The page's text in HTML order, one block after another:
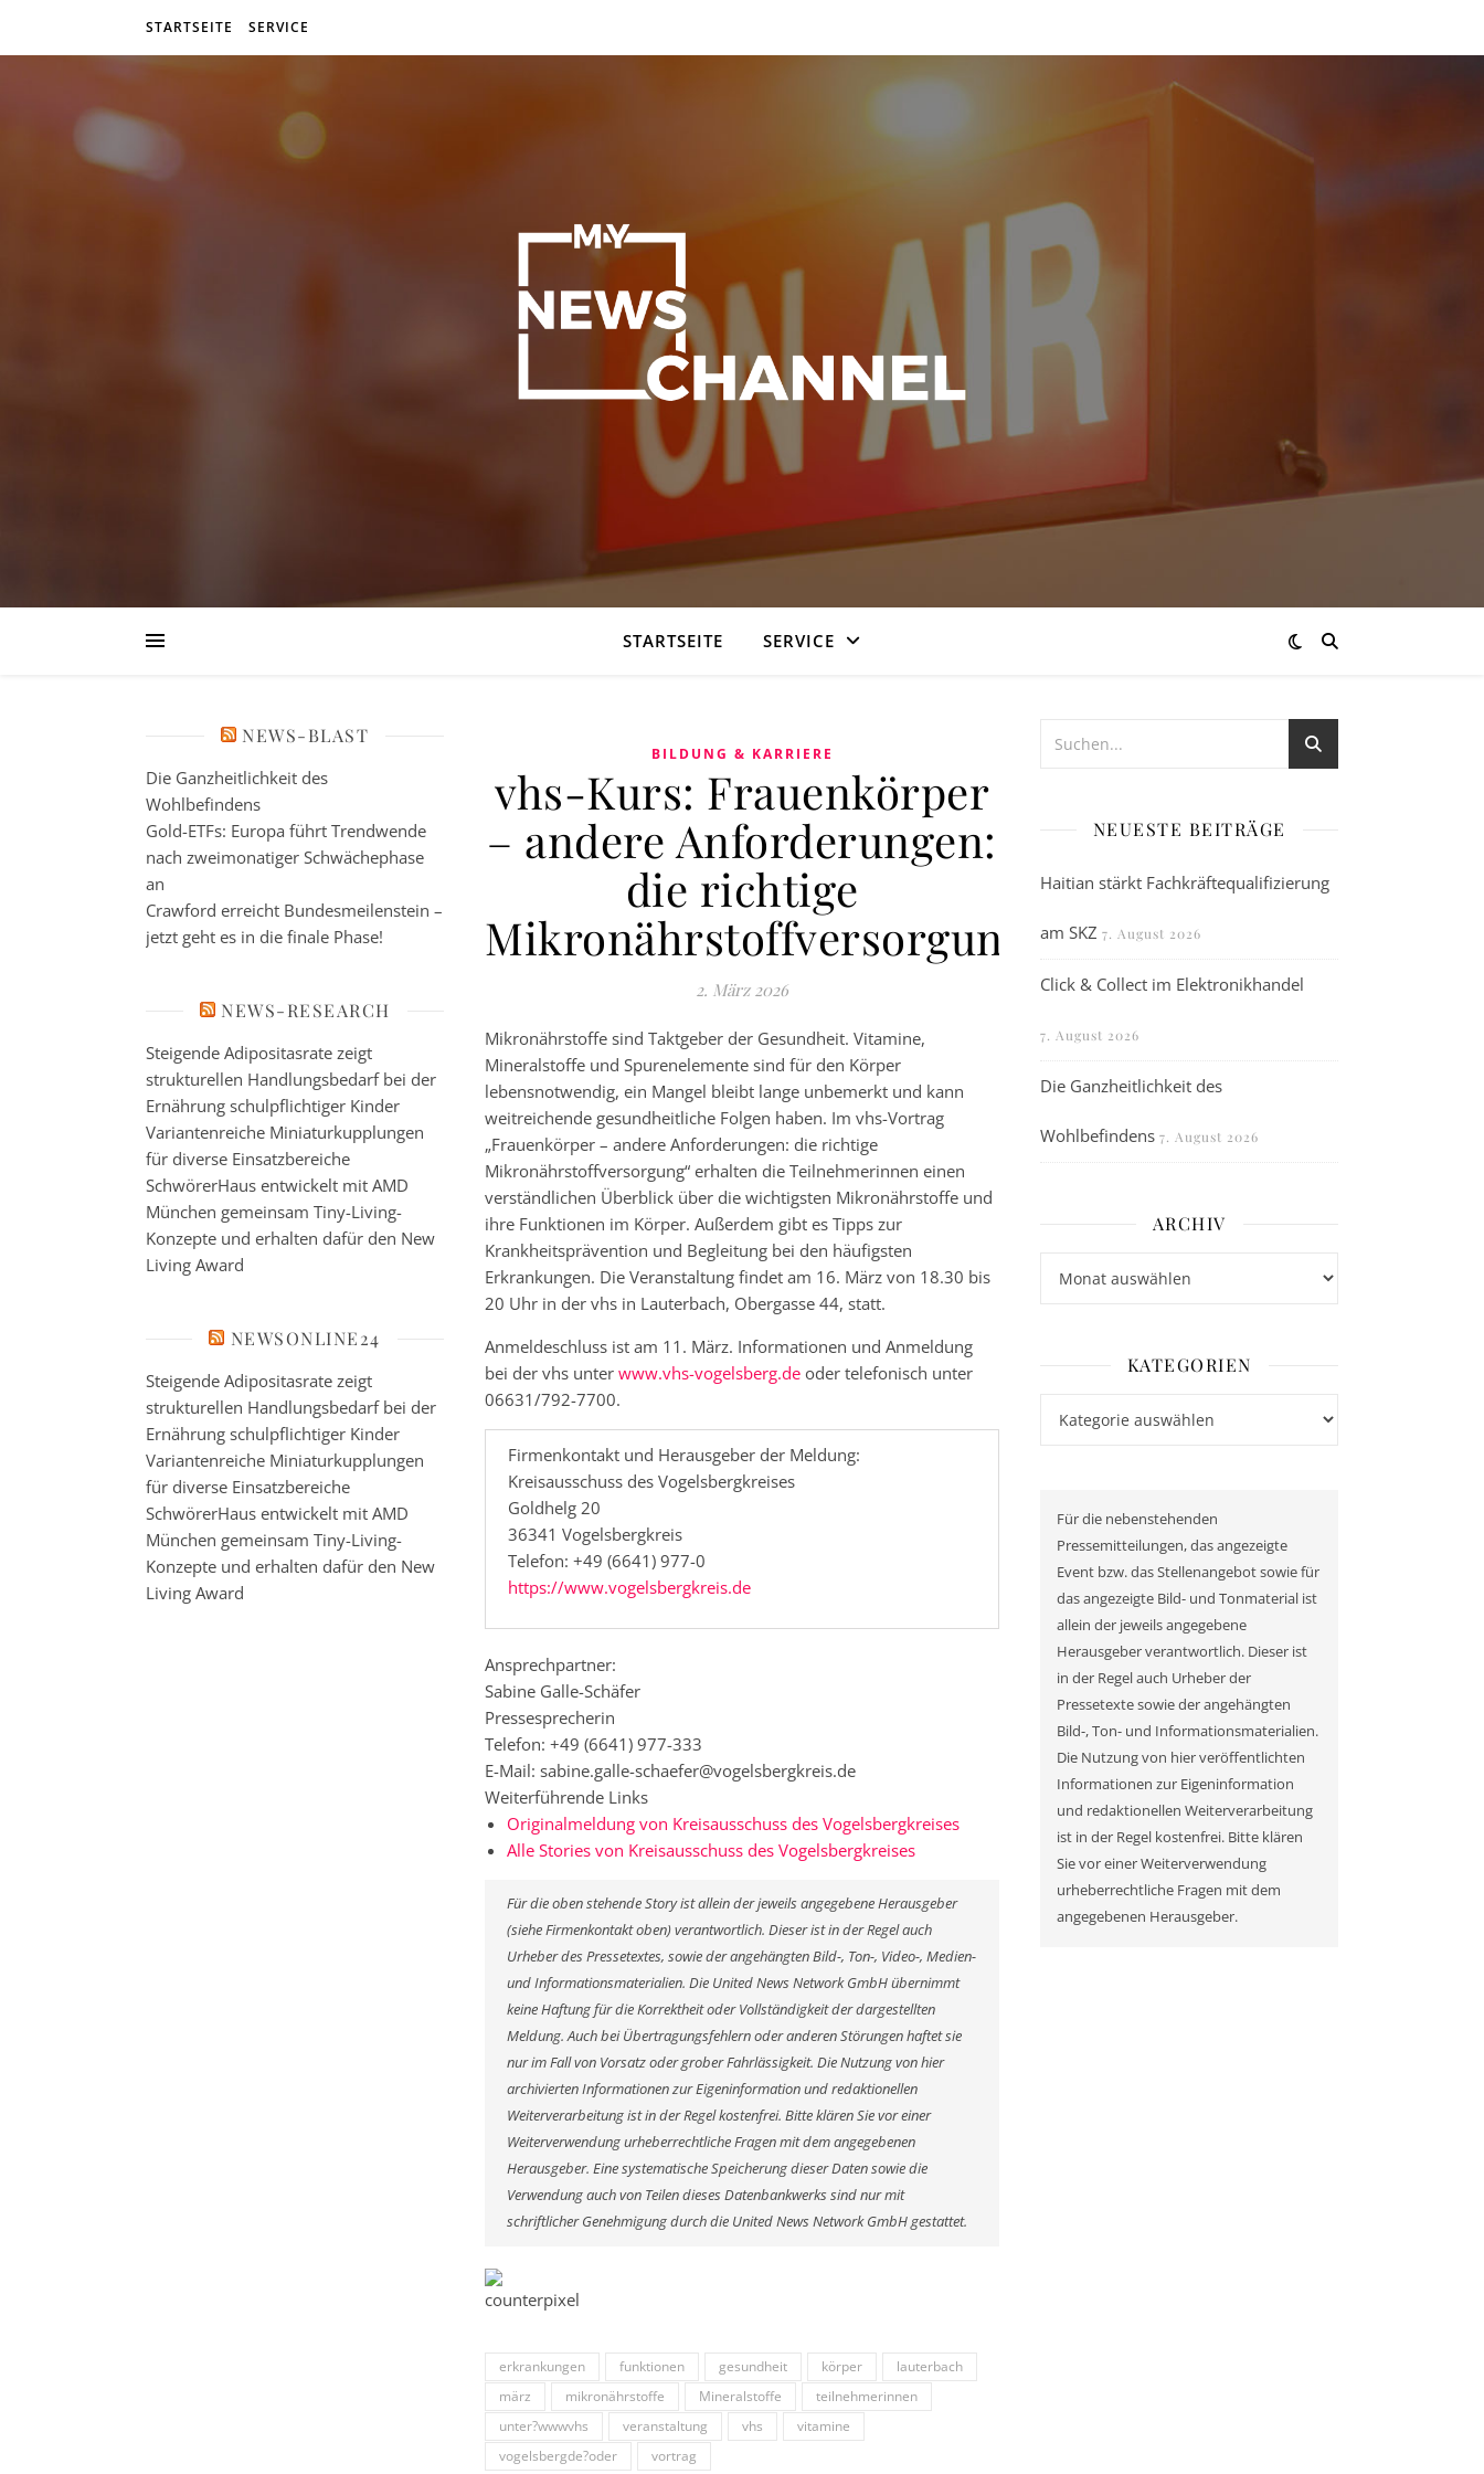
STARTSEITE SERVICE
STARTSEITE SERVICE
NEWS-BLAST
Die Ganzheitlichkeit des
Wohlbefindens
Gold-ETFs: Europa führt Trendwende
nach zweimonatiger Schwächephase
an
Crawford erreicht Bundesmeilenstein –
jetzt geht es in die finale Phase!
NEWS-RESEARCH
Steigende Adipositasrate zeigt
strukturellen Handlungsbedarf bei der
Ernährung schulpflichtiger Kinder
Variantenreiche Miniaturkupplungen
für diverse Einsatzbereiche
SchwörerHaus entwickelt mit AMD
München gemeinsam Tiny-Living-
Konzepte und erhalten dafür den New
Living Award
NEWSONLINE24
Steigende Adipositasrate zeigt
strukturellen Handlungsbedarf bei der
Ernährung schulpflichtiger Kinder
Variantenreiche Miniaturkupplungen
für diverse Einsatzbereiche
SchwörerHaus entwickelt mit AMD
München gemeinsam Tiny-Living-
Konzepte und erhalten dafür den New
Living Award
BILDUNG & KARRIERE
vhs-Kurs: Frauenkörper
– andere Anforderungen:
die richtige
Mikronährstoffversorgung
2. März 2026
Mikronährstoffe sind Taktgeber der Gesundheit. Vitamine,
Mineralstoffe und Spurenelemente sind für den Körper
lebensnotwendig, ein Mangel bleibt lange unbemerkt und kann
weitreichende gesundheitliche Folgen haben. Im vhs-Vortrag
„Frauenkörper – andere Anforderungen: die richtige
Mikronährstoffversorgung“ erhalten die Teilnehmerinnen einen
verständlichen Überblick über die wichtigsten Mikronährstoffe und
ihre Funktionen im Körper. Außerdem gibt es Tipps zur
Krankheitsprävention und Begleitung bei den häufigsten
Erkrankungen. Die Veranstaltung findet am 16. März von 18.30 bis
20 Uhr in der vhs in Lauterbach, Obergasse 44, statt.
Anmeldeschluss ist am 11. März. Informationen und Anmeldung
bei der vhs unter www.vhs-vogelsberg.de oder telefonisch unter
06631/792-7700.
Firmenkontakt und Herausgeber der Meldung:
Kreisausschuss des Vogelsbergkreises
Goldhelg 20
36341 Vogelsbergkreis
Telefon: +49 (6641) 977-0
https://www.vogelsbergkreis.de
Ansprechpartner:
Sabine Galle-Schäfer
Pressesprecherin
Telefon: +49 (6641) 977-333
E-Mail: sabine.galle-schaefer@vogelsbergkreis.de
Weiterführende Links
Originalmeldung von Kreisausschuss des Vogelsbergkreises
Alle Stories von Kreisausschuss des Vogelsbergkreises
Für die oben stehende Story ist allein der jeweils angegebene Herausgeber
(siehe Firmenkontakt oben) verantwortlich. Dieser ist in der Regel auch
Urheber des Pressetextes, sowie der angehängten Bild-, Ton-, Video-, Medien-
und Informationsmaterialien. Die United News Network GmbH übernimmt
keine Haftung für die Korrektheit oder Vollständigkeit der dargestellten
Meldung. Auch bei Übertragungsfehlern oder anderen Störungen haftet sie
nur im Fall von Vorsatz oder grober Fahrlässigkeit. Die Nutzung von hier
archivierten Informationen zur Eigeninformation und redaktionellen
Weiterverarbeitung ist in der Regel kostenfrei. Bitte klären Sie vor einer
Weiterverwendung urheberrechtliche Fragen mit dem angegebenen
Herausgeber. Eine systematische Speicherung dieser Daten sowie die
Verwendung auch von Teilen dieses Datenbankwerks sind nur mit
schriftlicher Genehmigung durch die United News Network GmbH gestattet.
erkrankungen funktionen gesundheit körper
lauterbach
märz
mikronährstoffe Mineralstoffe
teilnehmerinnen
unter?wwwvhs
veranstaltung vhs
vitamine
vogelsbergde?oder
vortrag
NEUESTE BEITRÄGE
Haitian stärkt Fachkräftequalifizierung
am SKZ 7. August 2026
Click & Collect im Elektronikhandel
7. August 2026
Die Ganzheitlichkeit des
Wohlbefindens 7. August 2026
ARCHIV
KATEGORIEN
Für die nebenstehenden
Pressemitteilungen, das angezeigte
Event bzw. das Stellenangebot sowie für
das angezeigte Bild- und Tonmaterial ist
allein der jeweils angegebene
Herausgeber verantwortlich. Dieser ist
in der Regel auch Urheber der
Pressetexte sowie der angehängten
Bild-, Ton- und Informationsmaterialien.
Die Nutzung von hier veröffentlichten
Informationen zur Eigeninformation
und redaktionellen Weiterverarbeitung
ist in der Regel kostenfrei. Bitte klären
Sie vor einer Weiterverwendung
urheberrechtliche Fragen mit dem
angegebenen Herausgeber.